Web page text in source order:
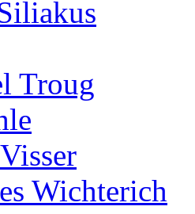
Troug
Wichterich